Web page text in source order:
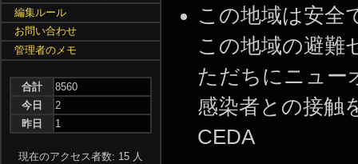
この地域は安全
この地域の避難
ただちにニュー
感染者との接触
CEDA
編集ルール
お問い合わせ
管理者のメモ
合計
8560
今日
2
昨日
1
現在のアクセス者数: 15 人